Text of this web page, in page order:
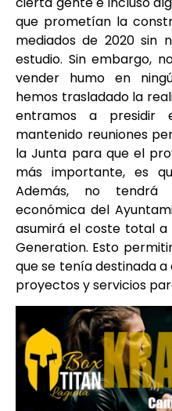
que prometían la
mediados de 2020 sin
estudio. Sin embargo,
vender humo en
hemos trasladado la
entramos a presidir
mantenido reuniones
la Junta para que el
más importante, es
Además, no tendrá
económica del
asumirá el coste total a
Generation. Esto
que se tenía destinada
proyectos y servicios